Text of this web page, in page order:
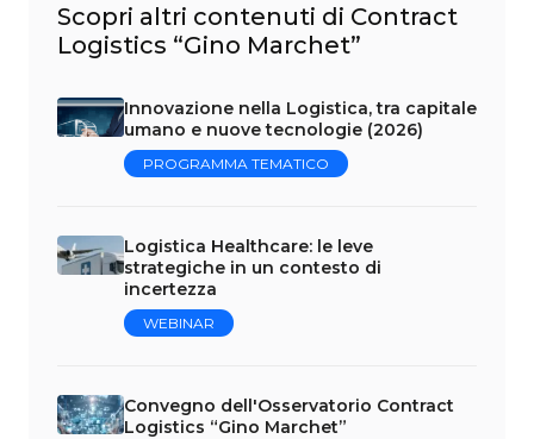
Scopri altri contenuti di Contract
Logistics “Gino Marchet”
Innovazione nella Logistica, tra capitale
umano e nuove tecnologie (2026)
PROGRAMMA TEMATICO
Logistica Healthcare: le leve
strategiche in un contesto di
incertezza
WEBINAR
Convegno dell'Osservatorio Contract
Logistics “Gino Marchet”